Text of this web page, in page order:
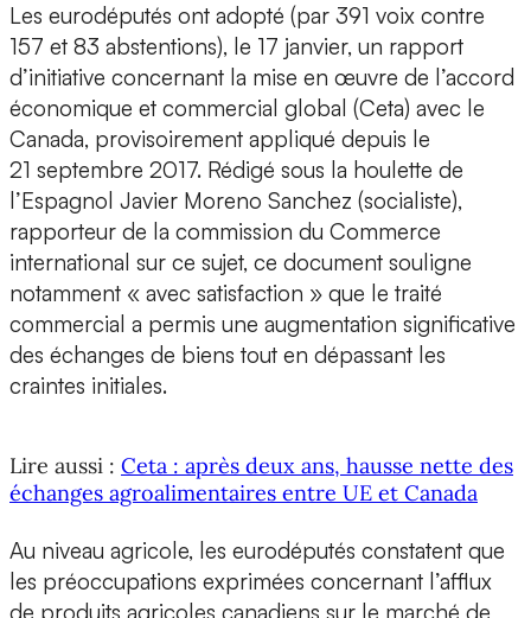
Les eurodéputés ont adopté (par 391 voix contre
157 et 83 abstentions), le 17 janvier, un rapport
d’initiative concernant la mise en œuvre de l’accord
économique et commercial global (Ceta) avec le
Canada, provisoirement appliqué depuis le
21 septembre 2017. Rédigé sous la houlette de
l’Espagnol Javier Moreno Sanchez (socialiste),
rapporteur de la commission du Commerce
international sur ce sujet, ce document souligne
notamment « avec satisfaction » que le traité
commercial a permis une augmentation significative
des échanges de biens tout en dépassant les
craintes initiales.
Lire aussi : Ceta : après deux ans, hausse nette des
échanges agroalimentaires entre UE et Canada
Au niveau agricole, les eurodéputés constatent que
les préoccupations exprimées concernant l’afflux
de produits agricoles canadiens sur le marché de